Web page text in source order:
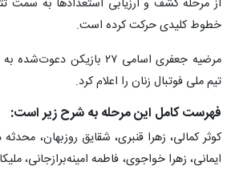
خطوط کلیدی حرکت کرده است.
مرضیه جعفری اسامی ۲۷
تیم ملی فوتبال زنان را اعلام کرد.
فهرست کامل این مرحله به شرح زیر است:
کوثر کمالی، زهرا قنبری، شقایق روزبهان،
ایمانی، زهرا خواجوی، فاطمه امینه‌برازجانی،